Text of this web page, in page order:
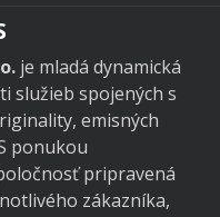
je mladá dynamická
služieb spojených s
emisných
ponukou
pripravená
zákazníka,